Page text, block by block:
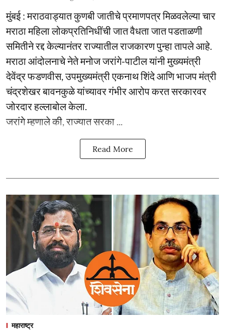
मुंबई : मराठवाड्यात कुणबी जातीचे प्रमाणपत्र मिळवलेल्या चार
मराठा महिला लोकप्रतिनिधींची जात वैधता जात पडताळणी
समितीने रद्द केल्यानंतर राज्यातील राजकारण पुन्हा तापले आहे.
मराठा आंदोलनाचे नेते मनोज जरांगे-पाटील यांनी मुख्यमंत्री
देवेंद्र फडणवीस, उपमुख्यमंत्री एकनाथ शिंदे आणि भाजप मंत्री
चंद्रशेखर बावनकुळे यांच्यावर गंभीर आरोप करत सरकारवर
जोरदार हल्लाबोल केला.
जरांगे म्हणाले की, राज्यात सरका ...
Read More
महाराष्ट्र